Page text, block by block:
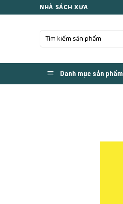
NHÀ SÁCH XƯA
Tìm
Danh mục sản phẩm